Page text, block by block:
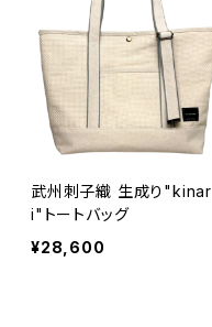
武州刺子織 生成り"kinar
i"トートバッグ
¥28,600